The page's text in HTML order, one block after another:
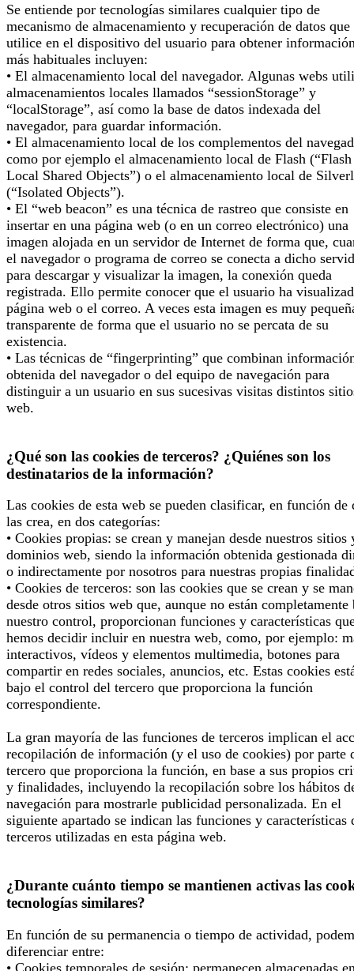
Se entiende por tecnologías similares cualquier tipo de
mecanismo de almacenamiento y recuperación de datos que
utilice en el dispositivo del usuario para obtener
más habituales incluyen:
• El almacenamiento local del navegador. Algunas webs
almacenamientos locales llamados “sessionStorage” y
“localStorage”, así como la base de datos indexada del
navegador, para guardar información.
• El almacenamiento local de los complementos del
como por ejemplo el almacenamiento local de Flash (“Flash
Local Shared Objects”) o el almacenamiento local de
(“Isolated Objects”).
• El “web beacon” es una técnica de rastreo que consiste en
insertar en una página web (o en un correo electrónico) una
imagen alojada en un servidor de Internet de forma que,
el navegador o programa de correo se conecta a dicho
para descargar y visualizar la imagen, la conexión queda
registrada. Ello permite conocer que el usuario ha
página web o el correo. A veces esta imagen es muy
transparente de forma que el usuario no se percata de su
existencia.
• Las técnicas de “fingerprinting” que combinan
obtenida del navegador o del equipo de navegación para
distinguir a un usuario en sus sucesivas visitas distintos
web.
¿Qué son las cookies de terceros? ¿Quiénes son los
destinatarios de la información?
Las cookies de esta web se pueden clasificar, en función de
las crea, en dos categorías:
• Cookies propias: se crean y manejan desde nuestros sitios
dominios web, siendo la información obtenida gestionada
o indirectamente por nosotros para nuestras propias
• Cookies de terceros: son las cookies que se crean y se
desde otros sitios web que, aunque no están completamente
nuestro control, proporcionan funciones y características
hemos decidir incluir en nuestra web, como, por ejemplo:
interactivos, vídeos y elementos multimedia, botones para
compartir en redes sociales, anuncios, etc. Estas cookies
bajo el control del tercero que proporciona la función
correspondiente.
La gran mayoría de las funciones de terceros implican el
recopilación de información (y el uso de cookies) por parte
tercero que proporciona la función, en base a sus propios
y finalidades, incluyendo la recopilación sobre los hábitos
navegación para mostrarle publicidad personalizada. En el
siguiente apartado se indican las funciones y características
terceros utilizadas en esta página web.
¿Durante cuánto tiempo se mantienen activas las
tecnologías similares?
En función de su permanencia o tiempo de actividad,
diferenciar entre:
• Cookies temporales de sesión; permanecen almacenadas